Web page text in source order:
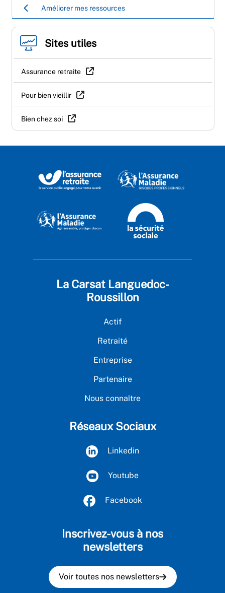
Améliorer mes ressources
Sites utiles
Assurance retraite
Pour bien vieillir
Bien chez soi
La Carsat Languedoc-
Roussillon
Actif
Retraité
Entreprise
Partenaire
Nous connaître
Réseaux Sociaux
Linkedin
Youtube
Facebook
Inscrivez-vous à nos
newsletters
Voir toutes nos newsletters